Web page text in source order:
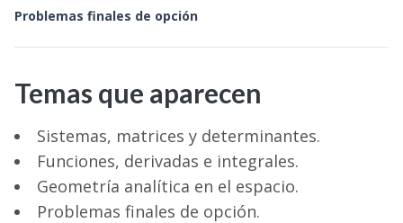
Problemas finales de opción
Temas que aparecen
Sistemas, matrices y determinantes.
Funciones, derivadas e integrales.
Geometría analítica en el espacio.
Problemas finales de opción.